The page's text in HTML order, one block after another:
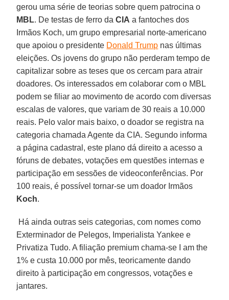
gerou uma série de teorias sobre quem patrocina o
MBL. De testas de ferro daCIA a fantoches dos
Irmãos Koch, um grupo empresarial norte-americano
que apoiou o presidente Donald Trump nas últimas
eleições. Os jovens do grupo não perderam tempo de
capitalizar sobre as teses que os cercam para atrair
doadores. Os interessados em colaborar com o MBL
podem se filiar ao movimento de acordo com diversas
escalas de valores, que variam de 30 reais a 10.000
reais. Pelo valor mais baixo, o doador se registra na
categoria chamada Agente da CIA. Segundo informa
a página cadastral, este plano dá direito a acesso a
fóruns de debates, votações em questões internas e
participação em sessões de videoconferências. Por
100 reais, é possível tornar-se um doador Irmãos
Koch.
Há ainda outras seis categorias, com nomes como
Exterminador de Pelegos, Imperialista Yankee e
Privatiza Tudo. A filiação premium chama-se I am the
1% e custa 10.000 por mês, teoricamente dando
direito à participação em congressos, votações e
jantares.